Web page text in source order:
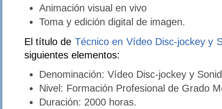
Animación visual en vivo
Toma y edición digital de imagen.
El título de Técnico en Vídeo Disc-jockey y
siguientes elementos:
Denominación: Vídeo Disc-jockey y
Nivel: Formación Profesional de Grado
Duración: 2000 horas.